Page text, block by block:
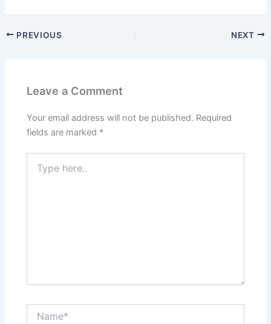
c
e
o
k
st
o
o
PREVIOUS NEXT
Leave a Comment
Your email address will not be published. Required
fields are marked *
here..